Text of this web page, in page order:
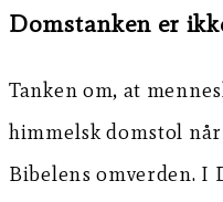
Domstanken er
Tanken om, at
himmelsk domstol
Bibelens omverden. I